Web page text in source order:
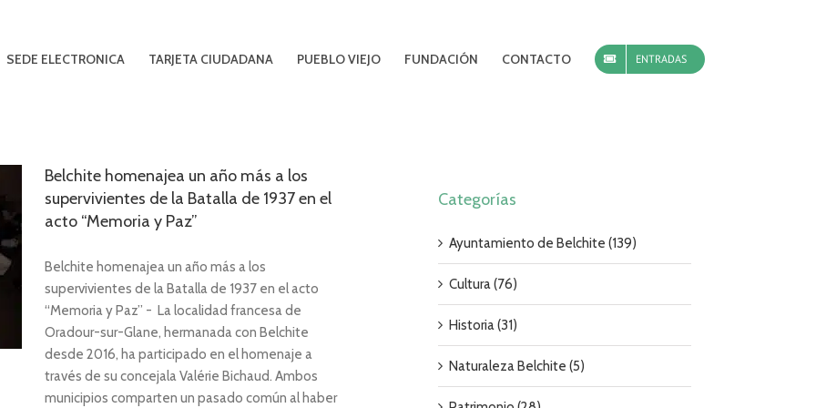
SEDE ELECTRONICA TARJETA CIUDADANA PUEBLO VIEJO FUNDACIÓN CONTACTO ENTRADAS
Belchite homenajea un año más a los
supervivientes de la Batalla de 1937 en el
acto “Memoria y Paz”
Belchite homenajea un año más a los
supervivientes de la Batalla de 1937 en el acto
“Memoria y Paz” - La localidad francesa de
Oradour-sur-Glane, hermanada con Belchite
desde 2016, ha participado en el homenaje a
través de su concejala Valérie Bichaud. Ambos
municipios comparten un pasado común al haber
Categorías
Ayuntamiento de Belchite (139)
Cultura (76)
Historia (31)
Naturaleza Belchite (5)